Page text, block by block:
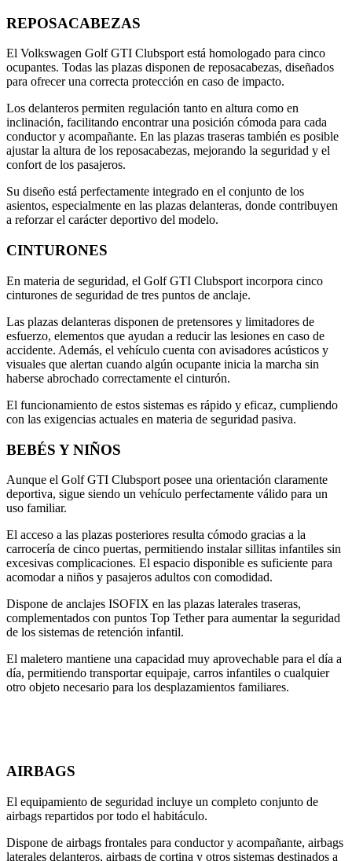
REPOSACABEZAS
El Volkswagen Golf GTI Clubsport está homologado para cinco
ocupantes. Todas las plazas disponen de reposacabezas, diseñados
para ofrecer una correcta protección en caso de impacto.
Los delanteros permiten regulación tanto en altura como en
inclinación, facilitando encontrar una posición cómoda para cada
conductor y acompañante. En las plazas traseras también es posible
ajustar la altura de los reposacabezas, mejorando la seguridad y el
confort de los pasajeros.
Su diseño está perfectamente integrado en el conjunto de los
asientos, especialmente en las plazas delanteras, donde contribuyen
a reforzar el carácter deportivo del modelo.
CINTURONES
En materia de seguridad, el Golf GTI Clubsport incorpora cinco
cinturones de seguridad de tres puntos de anclaje.
Las plazas delanteras disponen de pretensores y limitadores de
esfuerzo, elementos que ayudan a reducir las lesiones en caso de
accidente. Además, el vehículo cuenta con avisadores acústicos y
visuales que alertan cuando algún ocupante inicia la marcha sin
haberse abrochado correctamente el cinturón.
El funcionamiento de estos sistemas es rápido y eficaz, cumpliendo
con las exigencias actuales en materia de seguridad pasiva.
BEBÉS Y NIÑOS
Aunque el Golf GTI Clubsport posee una orientación claramente
deportiva, sigue siendo un vehículo perfectamente válido para un
uso familiar.
El acceso a las plazas posteriores resulta cómodo gracias a la
carrocería de cinco puertas, permitiendo instalar sillitas infantiles sin
excesivas complicaciones. El espacio disponible es suficiente para
acomodar a niños y pasajeros adultos con comodidad.
Dispone de anclajes ISOFIX en las plazas laterales traseras,
complementados con puntos Top Tether para aumentar la seguridad
de los sistemas de retención infantil.
El maletero mantiene una capacidad muy aprovechable para el día a
día, permitiendo transportar equipaje, carros infantiles o cualquier
otro objeto necesario para los desplazamientos familiares.
AIRBAGS
El equipamiento de seguridad incluye un completo conjunto de
airbags repartidos por todo el habitáculo.
Dispone de airbags frontales para conductor y acompañante, airbags
laterales delanteros, airbags de cortina y otros sistemas destinados a